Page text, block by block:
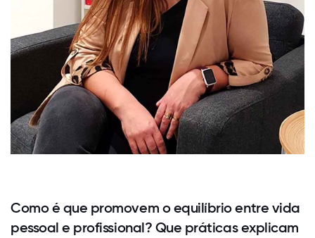
Como é que promovem o equilíbrio entre vida
pessoal e profissional? Que práticas explicam